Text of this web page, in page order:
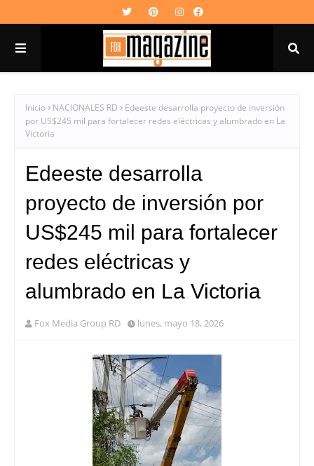
Inicio NACIONALES RD
Edeeste desarrolla proyecto de inversión
por US$245 mil para fortalecer redes eléctricas y alumbrado en La
Victoria
Edeeste desarrolla
proyecto de inversión por
US$245 mil para fortalecer
redes eléctricas y
alumbrado en La Victoria
Fox Media Group RD lunes, mayo 18, 2026